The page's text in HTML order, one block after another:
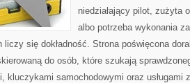
niedziałający pilot, zużyta
albo potrzeba wykonania
się dokładność. Strona poświęcona
do osób, które szukają
kluczykami samochodowymi oraz usługami